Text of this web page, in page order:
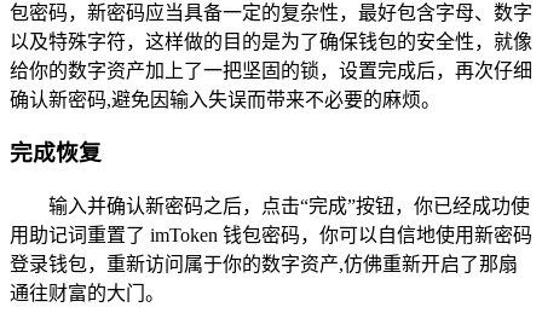
包密码，新密码应当具备一定的复杂性，最好包含字母、数字
以及特殊字符，这样做的目的是为了确保钱包的安全性，就像
给你的数字资产加上了一把坚固的锁，设置完成后，再次仔细
确认新密码,避免因输入失误而带来不必要的麻烦。
完成恢复
输入并确认新密码之后，点击“完成”按钮，你已经成功使
用助记词重置了 imToken 钱包密码，你可以自信地使用新密码
登录钱包，重新访问属于你的数字资产,仿佛重新开启了那扇
通往财富的大门。